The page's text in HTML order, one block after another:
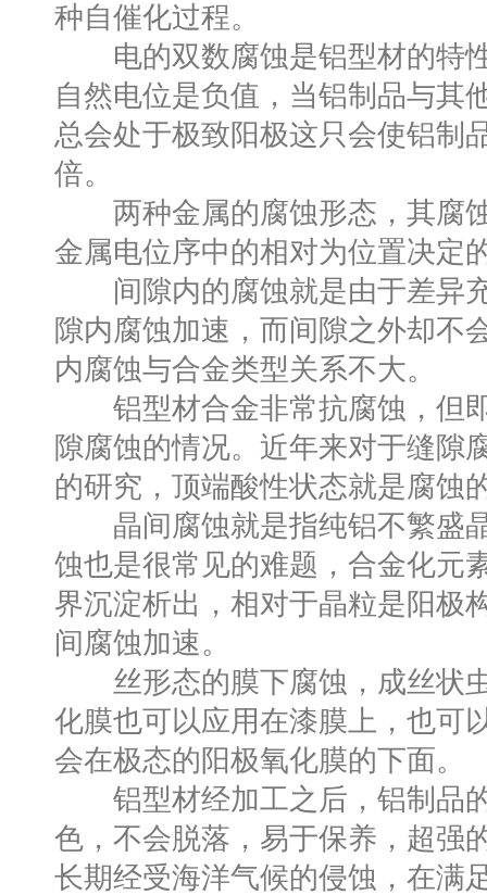
种自催化过程。
电的双数腐蚀是铝型材的特
自然电位是负值，当铝制品与其
总会处于极致阳极这只会使铝制
倍。
两种金属的腐蚀形态，其腐
金属电位序中的相对为位置决定
间隙内的腐蚀就是由于差异
隙内腐蚀加速，而间隙之外却不
内腐蚀与合金类型关系不大。
铝型材合金非常抗腐蚀，但
隙腐蚀的情况。近年来对于缝隙
的研究，顶端酸性状态就是腐蚀
晶间腐蚀就是指纯铝不繁盛
蚀也是很常见的难题，合金化元
界沉淀析出，相对于晶粒是阳极
间腐蚀加速。
丝形态的膜下腐蚀，成丝状
化膜也可以应用在漆膜上，也可
会在极态的阳极氧化膜的下面。
铝型材经加工之后，铝制品
色，不会脱落，易于保养，超强
长期经受海洋气候的侵蚀，在满